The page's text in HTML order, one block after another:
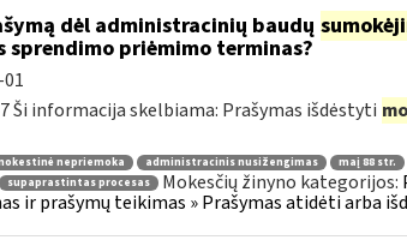
dėl administracinių baudų
sprendimo priėmimo terminas?
Ši informacija skelbiama: Prašymas išdėstyti
nepriemoka administracinis nusižengimas maį 88 str.
supaprastintas procesas Mokesčių žinyno kategorijos:
ir prašymų teikimas » Prašymas atidėti arba